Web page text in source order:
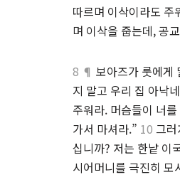
따르며 이삭이라도 주
며 이삭을 줍는데, 공
8 ¶ 보아즈가 룻에게
지 말고 우리 집 아낙
주워라. 머슴들이 너
가서 마셔라.” 10 그
십니까? 저는 한낱 이
시어머니를 극진히 모